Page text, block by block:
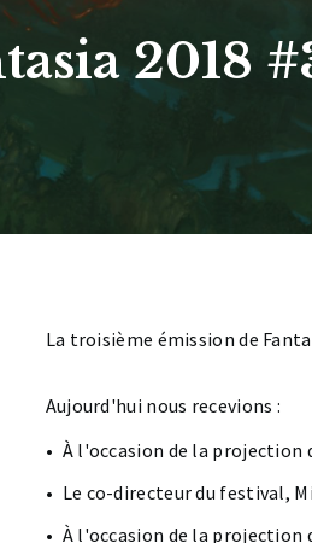
2018
La troisième émission de
Aujourd'hui nous recevions :
À l'occasion de la projection
Le co-directeur du festival,
À l'occasion de la projection